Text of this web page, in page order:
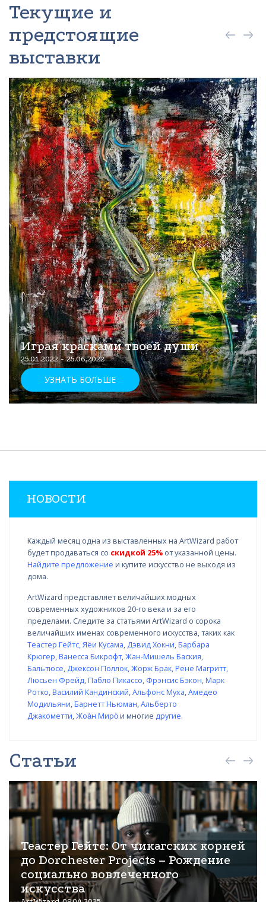
Текущие и
предстоящие
выставки
Играя красками твоей души
25.01.2022 - 25.06.2022
УЗНАТЬ БОЛЬШЕ
НОВОСТИ
Каждый месяц одна из выставленных на ArtWizard работ
будет продаваться со скидкой 25% от указанной цены.
Найдите предложение и купите искусство не выходя из
дома.
ArtWizard представляет величайших модных
современных художников 20-го века и за его
пределами. Следите за статьями ArtWizard о сорока
величайших именах современного искусства, таких как
Теастер Гейтс,Яёи Кусама, Дэвид Хокни,Барбара
Крюгер,Ванесса Бикрофт,Жан-Мишель Баския,
Бальтюсе, Джексон Поллок,Жорж Брак,Рене Магритт,
Люсьен Фрейд,Пабло Пикассо, Фрэнсис Бэкон,Марк
Ротко,Василий Кандинский,Альфонс Муха,Амедео
Модильяни,Барнетт Ньюман,Альберто
Джакометти,Жоа̀н Миро̀и многие другие.
Статьи
Теастер Гейтс: От чикагских корней
до Dorchester Projects – Рождение
социально вовлеченного
искусства